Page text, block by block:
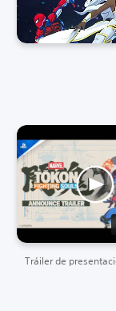
Tráiler de